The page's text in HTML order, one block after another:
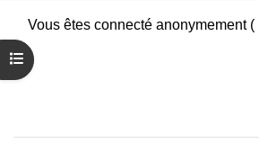
Ouvrir l’index du cours
Vous êtes connecté anonymement (
Résumé de conservation de données
Politiques